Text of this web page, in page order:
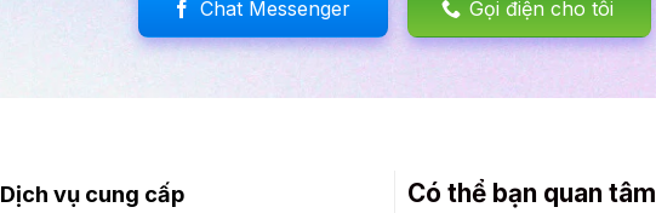
Chat Messenger Gọi điện cho tôi
Dịch vụ cung cấp Có thể bạn quan tâm